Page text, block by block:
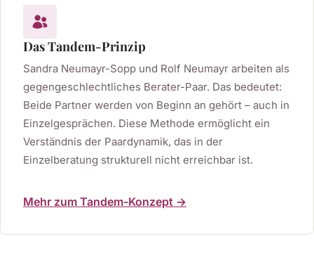
Das Tandem-Prinzip
Sandra Neumayr-Sopp und Rolf Neumayr arbeiten als
gegengeschlechtliches Berater-Paar. Das bedeutet:
Beide Partner werden von Beginn an gehört – auch in
Einzelgesprächen. Diese Methode ermöglicht ein
Verständnis der Paardynamik, das in der
Einzelberatung strukturell nicht erreichbar ist.
Mehr zum Tandem-Konzept →